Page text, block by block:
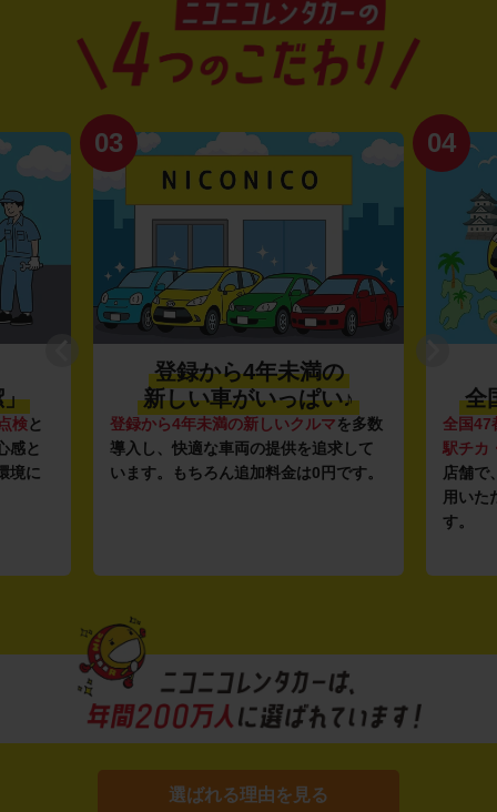
」
検と
感と
境に
03
登録から4年未満の
新しい車がいっぱい♪
登録から4年未満の新しいクルマを多数
導入し、快適な車両の提供を追求して
います。もちろん追加料金は0円です。
04
全
全国47
駅チカ
店舗で
用いた
す。
選ばれる理由を見る